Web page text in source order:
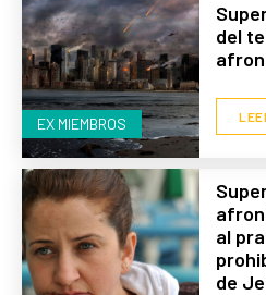
EX MIEMBROS
del
al
de